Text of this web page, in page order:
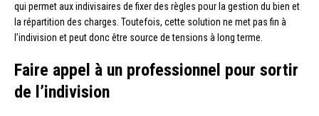
qui permet aux indivisaires de fixer des règles pour la gestion du bien et
la répartition des charges. Toutefois, cette solution ne met pas fin à
l’indivision et peut donc être source de tensions à long terme.
Faire appel à un professionnel pour sortir
de l’indivision